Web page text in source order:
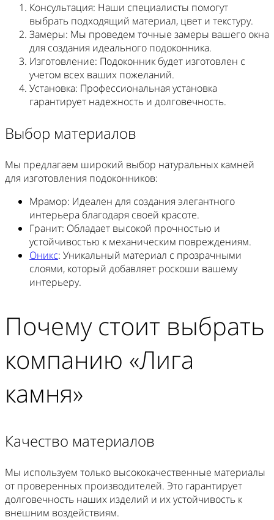
Консультация: Наши специалисты помогут
выбрать подходящий материал, цвет и текстуру.
Замеры: Мы проведем точные замеры вашего окна
для создания идеального подоконника.
Изготовление: Подоконник будет изготовлен с
учетом всех ваших пожеланий.
Установка: Профессиональная установка
гарантирует надежность и долговечность.
Выбор материалов
Мы предлагаем широкий выбор натуральных камней
для изготовления подоконников:
Мрамор: Идеален для создания элегантного
интерьера благодаря своей красоте.
Гранит: Обладает высокой прочностью и
устойчивостью к механическим повреждениям.
Оникс: Уникальный материал с прозрачными
слоями, который добавляет роскоши вашему
интерьеру.
Почему стоит выбрать
компанию «Лига
камня»
Качество материалов
Мы используем только высококачественные материалы
от проверенных производителей. Это гарантирует
долговечность наших изделий и их устойчивость к
внешним воздействиям.